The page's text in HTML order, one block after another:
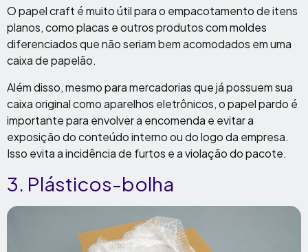
O papel craft é muito útil para o empacotamento de itens
planos, como placas e outros produtos com moldes
diferenciados que não seriam bem acomodados em uma
caixa de papelão.
Além disso, mesmo para mercadorias que já possuem sua
caixa original como aparelhos eletrônicos, o papel pardo é
importante para envolver a encomenda e evitar a
exposição do conteúdo interno ou do logo da empresa.
Isso evita a incidência de furtos e a violação do pacote.
3. Plásticos-bolha